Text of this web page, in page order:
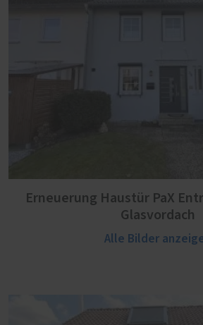
Erneuerung Haustür PaX
Glasvordach
Alle Bilder